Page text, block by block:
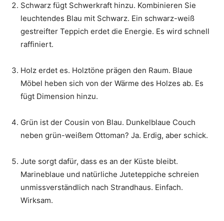
Schwarz fügt Schwerkraft hinzu. Kombinieren Sie
leuchtendes Blau mit Schwarz. Ein schwarz-weiß
gestreifter Teppich erdet die Energie. Es wird schnell
raffiniert.
Holz erdet es. Holztöne prägen den Raum. Blaue
Möbel heben sich von der Wärme des Holzes ab. Es
fügt Dimension hinzu.
Grün ist der Cousin von Blau. Dunkelblaue Couch
neben grün-weißem Ottoman? Ja. Erdig, aber schick.
Jute sorgt dafür, dass es an der Küste bleibt.
Marineblaue und natürliche Juteteppiche schreien
unmissverständlich nach Strandhaus. Einfach.
Wirksam.